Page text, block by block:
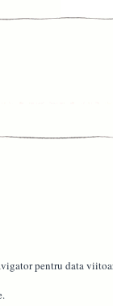
pentru data